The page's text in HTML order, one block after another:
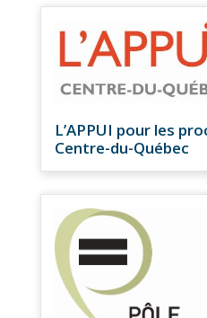
L’APPUI pour les
Centre-du-Québec